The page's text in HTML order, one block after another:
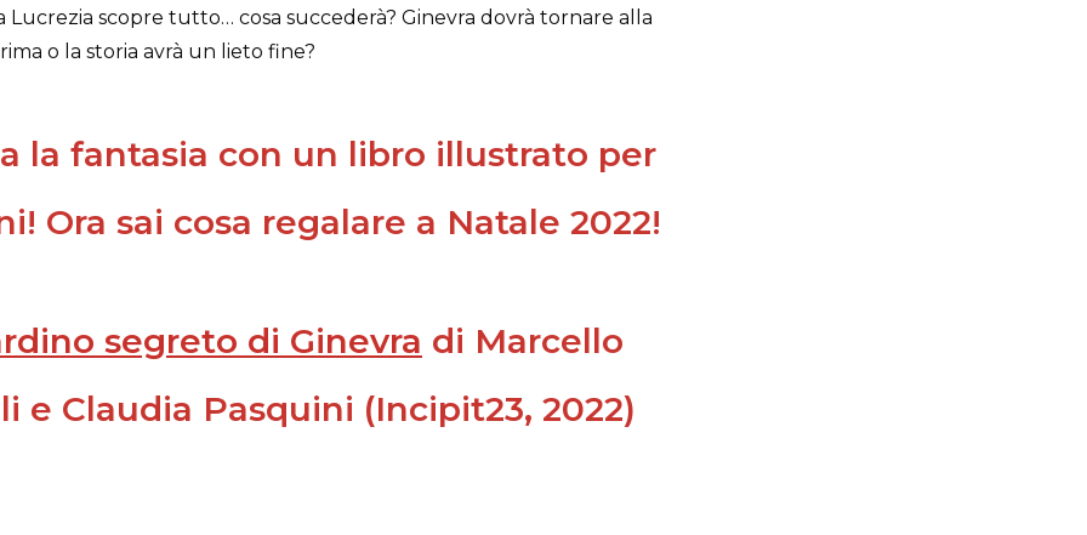
Lucrezia scopre tutto… cosa succederà? Ginevra dovrà tornare alla
o la storia avrà un lieto fine?
la fantasia con un libro illustrato per
Ora sai cosa regalare a Natale 2022!
segreto di Ginevra di Marcello
e Claudia Pasquini (Incipit23, 2022)